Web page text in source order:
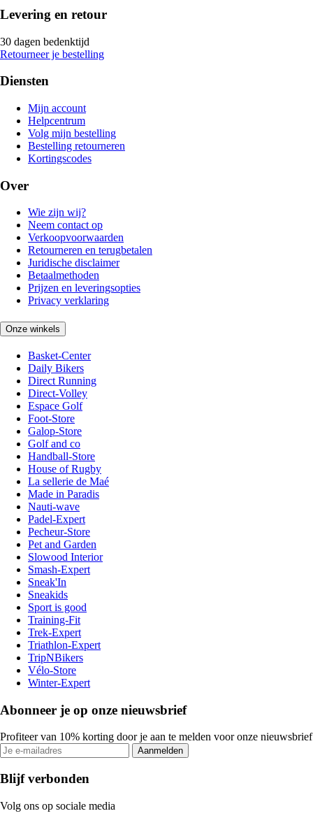
Levering en retour
30 dagen bedenktijd
Retourneer je bestelling
Diensten
Mijn account
Helpcentrum
Volg mijn bestelling
Bestelling retourneren
Kortingscodes
Over
Wie zijn wij?
Neem contact op
Verkoopvoorwaarden
Retourneren en terugbetalen
Juridische disclaimer
Betaalmethoden
Prijzen en leveringsopties
Privacy verklaring
Onze winkels
Basket-Center
Daily Bikers
Direct Running
Direct-Volley
Espace Golf
Foot-Store
Galop-Store
Golf and co
Handball-Store
House of Rugby
La sellerie de Maé
Made in Paradis
Nauti-wave
Padel-Expert
Pecheur-Store
Pet and Garden
Slowood Interior
Smash-Expert
Sneak'In
Sneakids
Sport is good
Training-Fit
Trek-Expert
Triathlon-Expert
TripNBikers
Vélo-Store
Winter-Expert
Abonneer je op onze nieuwsbrief
Profiteer van 10% korting door je aan te melden voor onze nieuwsbrief
Aanmelden
Blijf verbonden
Volg ons op sociale media